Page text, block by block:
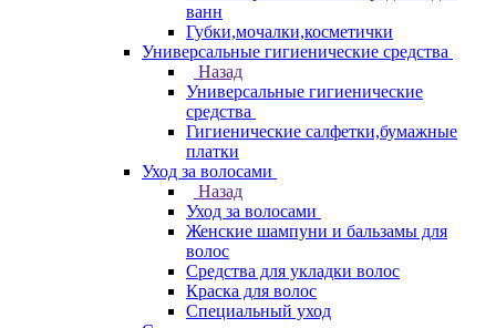
ванн
Губки,мочалки,косметички
Универсальные гигиенические средства
Назад
Универсальные гигиенические
средства
Гигиенические салфетки,бумажные
платки
Уход за волосами
Назад
Уход за волосами
Женские шампуни и бальзамы для
волос
Средства для укладки волос
Краска для волос
Специальный уход